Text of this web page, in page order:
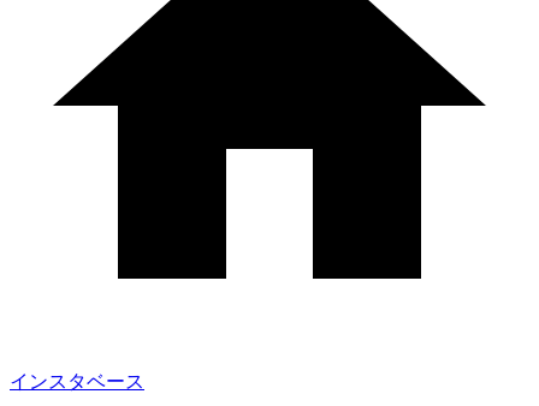
インスタベース